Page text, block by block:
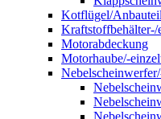
Kotflügel/
Kraftstoffbehälter-/
Motorabdeckung
Motorhaube/-